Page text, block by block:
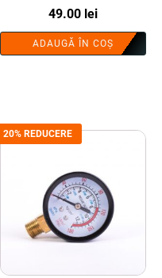
49.00 lei
ADAUGĂ ÎN COȘ
20% REDUCERE